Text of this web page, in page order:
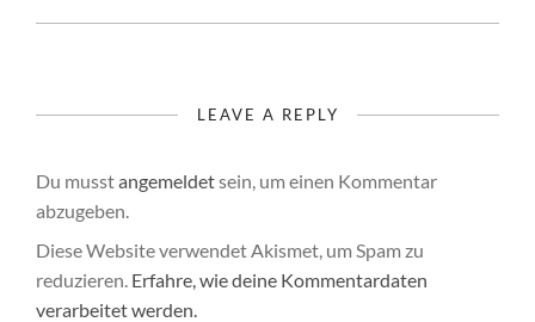
LEAVE A REPLY
Du musstangemeldetsein, um einen Kommentar
abzugeben.
Diese Website verwendet Akismet, um Spam zu
reduzieren. Erfahre, wie deine Kommentardaten
verarbeitet werden.